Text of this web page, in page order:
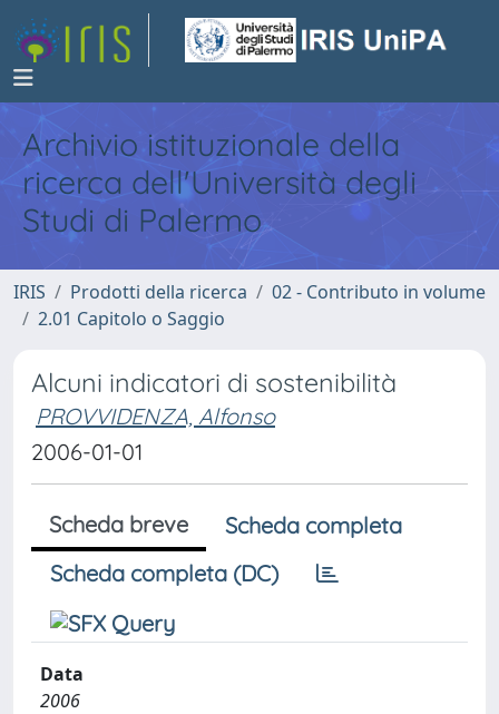
Archivio istituzionale della
ricerca dell'Università degli
Studi di Palermo
IRIS Prodotti della ricerca
02 - Contributo in volume
2.01 Capitolo o Saggio
Alcuni indicatori di sostenibilità
PROVVIDENZA, Alfonso
2006-01-01
Scheda breve
Scheda completa
Scheda completa (DC)
Data
2006